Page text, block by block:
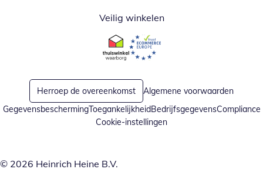
Veilig winkelen
Opent in nieuw venster
Opent in nieuw venster
Herroep de overeenkomst
Algemene voorwaarden
GegevensbeschermingToegankelijkheidBedrijfsgegevensCompliance
Cookie-instellingen
© 2026 Heinrich Heine B.V.